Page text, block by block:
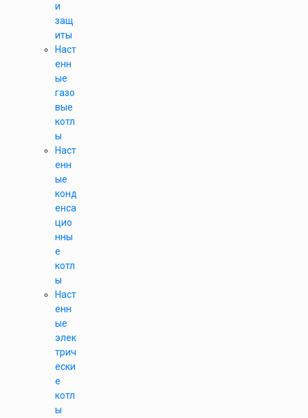
и
защ
иты
Наст
енн
ые
газо
вые
котл
ы
Наст
енн
ые
конд
енса
цио
нны
е
котл
ы
Наст
енн
ые
элек
трич
ески
е
котл
ы